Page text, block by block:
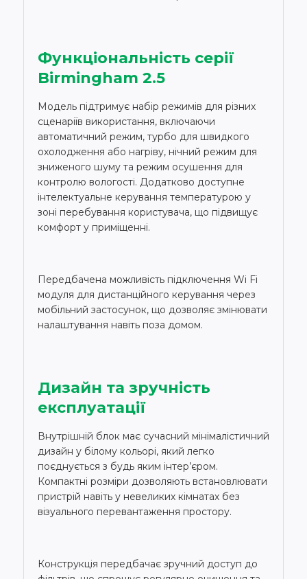
Функціональність серії
Birmingham 2.5
Модель підтримує набір режимів для різних
сценаріїв використання, включаючи
автоматичний режим, турбо для швидкого
охолодження або нагріву, нічний режим для
зниженого шуму та режим осушення для
контролю вологості. Додатково доступне
інтелектуальне керування температурою у
зоні перебування користувача, що підвищує
комфорт у приміщенні.
Передбачена можливість підключення Wi Fi
модуля для дистанційного керування через
мобільний застосунок, що дозволяє змінювати
налаштування навіть поза домом.
Дизайн та зручність
експлуатації
Внутрішній блок має сучасний мінімалістичний
дизайн у білому кольорі, який легко
поєднується з будь яким інтер’єром.
Компактні розміри дозволяють встановлювати
пристрій навіть у невеликих кімнатах без
візуального перевантаження простору.
Конструкція передбачає зручний доступ до